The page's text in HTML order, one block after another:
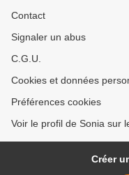
Contact
Signaler un abus
C.G.U.
Cookies et données
Préférences cookies
Voir le profil de Sonia sur
Créer